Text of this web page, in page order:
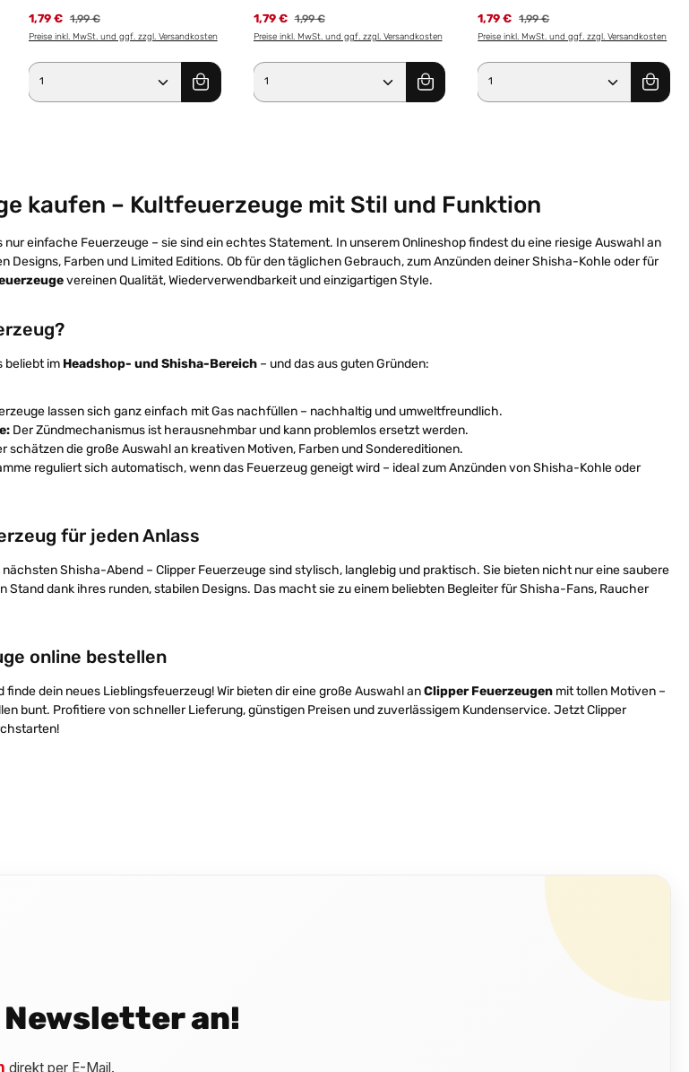
gewünschten Wert ein oder benutze die Schaltflächen um die
1,79 € 1,99 €
Preise inkl. MwSt. und ggf. zzgl. Versandkosten
Produkt Anzahl: Gib den gewünschten Wert ein oder benutze die
1,79 € 1,99 €
Preise inkl. MwSt. und ggf. zzgl. Versandkosten
Produkt Anzahl: Gib den gewünschten
1,79 € 1,99 €
Preise inkl. MwSt. und ggf. zzgl. Versandkosten
Produkt Anzahl: Gib
kaufen – Kultfeuerzeuge mit Stil und Funktion
nur einfache Feuerzeuge – sie sind ein echtes Statement. In unserem Onlineshop findest du eine riesige Auswahl an
Designs, Farben und Limited Editions. Ob für den täglichen Gebrauch, zum Anzünden deiner Shisha-Kohle oder für
vereinen Qualität, Wiederverwendbarkeit und einzigartigen Style.
beliebt im Headshop- und Shisha-Bereich – und das aus guten Gründen:
lassen sich ganz einfach mit Gas nachfüllen – nachhaltig und umweltfreundlich.
Der Zündmechanismus ist herausnehmbar und kann problemlos ersetzt werden.
schätzen die große Auswahl an kreativen Motiven, Farben und Sondereditionen.
reguliert sich automatisch, wenn das Feuerzeug geneigt wird – ideal zum Anzünden von Shisha-Kohle oder
für jeden Anlass
Shisha-Abend – Clipper Feuerzeuge sind stylisch, langlebig und praktisch. Sie bieten nicht nur eine saubere
Stand dank ihres runden, stabilen Designs. Das macht sie zu einem beliebten Begleiter für Shisha-Fans, Raucher
online bestellen
dein neues Lieblingsfeuerzeug! Wir bieten dir eine große Auswahl anClipper Feuerzeugen mit tollen Motiven –
bunt. Profitiere von schneller Lieferung, günstigen Preisen und zuverlässigem Kundenservice. Jetzt Clipper
an!
direkt per E-Mail.